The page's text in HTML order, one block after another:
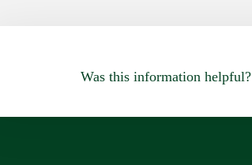
Was this information helpful?